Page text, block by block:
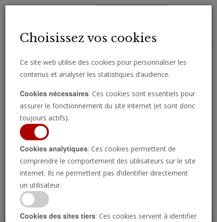
importantes directement par e-mail.
Regarder l’émission
Choisissez vos cookies
Ce site web utilise des cookies pour personnaliser les
contenus et analyser les statistiques d’audience.
Cookies nécessaires: Ces cookies sont essentiels pour
assurer le fonctionnement du site internet (et sont donc
toujours actifs).
Cookies analytiques: Ces cookies permettent de
comprendre le comportement des utilisateurs sur le site
internet. Ils ne permettent pas d’identifier directement
un utilisateur.
Cookies des sites tiers: Ces cookies servent à identifier